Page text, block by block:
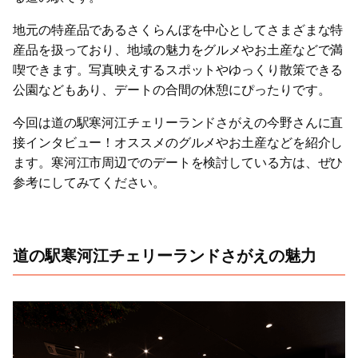
地元の特産品であるさくらんぼを中心としてさまざまな特
産品を扱っており、地域の魅力をグルメやお土産などで満
喫できます。写真映えするスポットやゆっくり散策できる
公園などもあり、デートの合間の休憩にぴったりです。
今回は​​道の駅寒河江チェリーランドさがえの今野さんに直
接インタビュー！オススメのグルメやお土産などを紹介し
ます。寒河江市周辺でのデートを検討している方は、ぜひ
参考にしてみてください。
道の駅寒河江チェリーランドさがえの魅力